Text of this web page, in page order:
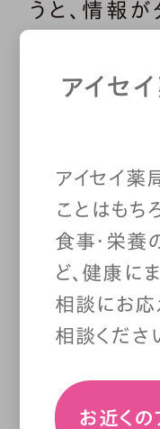
うと、情報
忘れるたび
ている方や
別々の手帳
ず1冊にまと
おくす
なWeb
アイセ
アイセイ薬
ことはもち
食事・栄養
ど、健康に
相談にお応
相談くださ
お近く